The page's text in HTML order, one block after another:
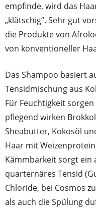
empfinde, wird das
„klätschig“. Sehr gut
die Produkte von
von konventioneller
Das Shampoo basiert
Tensidmischung aus
Für Feuchtigkeit
pflegend wirken
Sheabutter, Kokosöl
Haar mit
Kämmbarkeit sorgt ein
quarternäres Tensid
Chloride, bei Cosmos
als auch die Spülung